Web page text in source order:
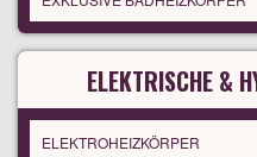
ELEKTRISCHE &
ELEKTROHEIZKÖRPER